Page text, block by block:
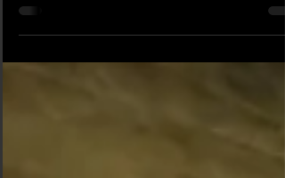
ici. Cette prestation...